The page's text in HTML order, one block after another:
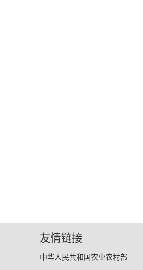
友情链接
中华人民共和国农业农村部